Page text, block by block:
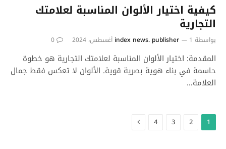
كيفية اختيار الألوان المناسبة لعلامتك
التجارية
بواسطة index news. publisher 1 أغسطس، 2024 0
المقدمة: اختيار الألوان المناسبة لعلامتك التجارية هو خطوة
حاسمة في بناء هوية بصرية قوية. الألوان لا تعكس فقط جمال
العلامة…
1
2
3
4 التالي